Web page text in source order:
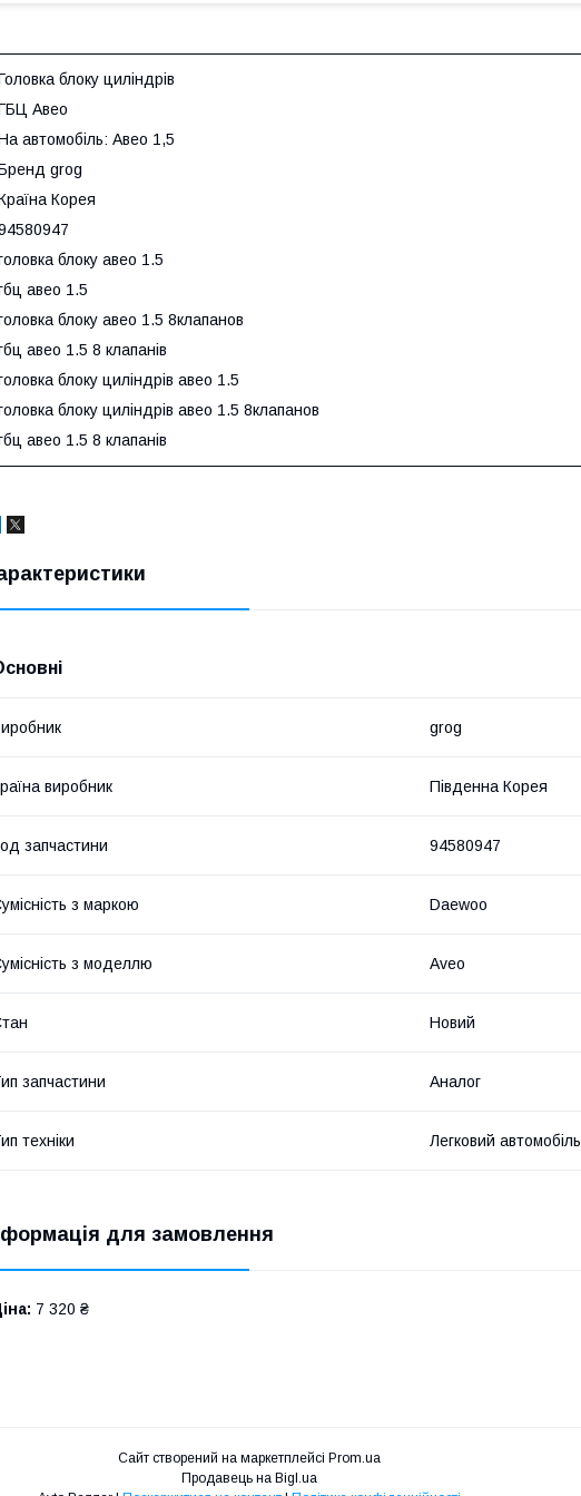
блоку циліндрів
Авео
автомобіль: Авео 1,5
grog
Корея
блоку авео 1.5
авео 1.5
блоку авео 1.5 8клапанов
авео 1.5 8 клапанів
блоку циліндрів авео 1.5
блоку циліндрів авео 1.5 8клапанов
авео 1.5 8 клапанів
grog
виробник Південна Корея
запчастини 94580947
з маркою Daewoo
з моделлю Aveo
Новий
запчастини Аналог
техніки Легковий автомобіль
для замовлення
7 320 ₴
Сайт створений на маркетплейсі Prom.ua
Продавець на Bigl.ua